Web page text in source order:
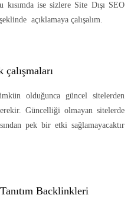
ise sizlere Site Dışı SEO
açıklamaya çalışalım.
çalışmaları
olduğunca güncel sitelerden
Güncelliği olmayan sitelerde
pek bir etki sağlamayacaktır
Backlinkleri